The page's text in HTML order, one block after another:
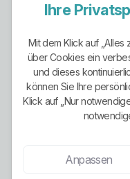
dass das
erfundene grüne
eigenen
Gleichzeitig zeigt
Anbieter. Der
sowie fossile und
blind von einem
Ihre
Mit dem Klick auf „Alles
über Cookies ein
und dieses
können Sie Ihre
Klick auf „Nur
Anpassen